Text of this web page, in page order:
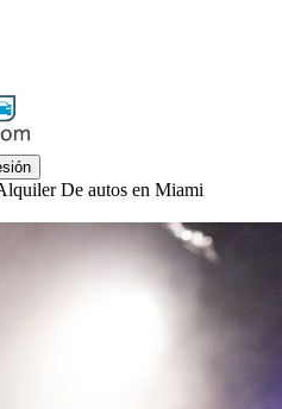
De autos en Miami